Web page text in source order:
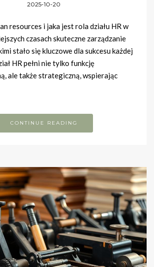
2025-10-20
resources i jaka jest rola działu HR w
czasach skuteczne zarządzanie
stało się kluczowe dla sukcesu każdej
HR pełni nie tylko funkcję
ale także strategiczną, wspierając
CONTINUE READING